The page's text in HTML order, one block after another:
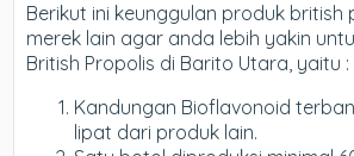
Berikut ini keunggulan produk british
merek lain agar anda lebih yakin
British Propolis di Barito Utara, yaitu :
Kandungan Bioflavonoid
lipat dari produk lain.